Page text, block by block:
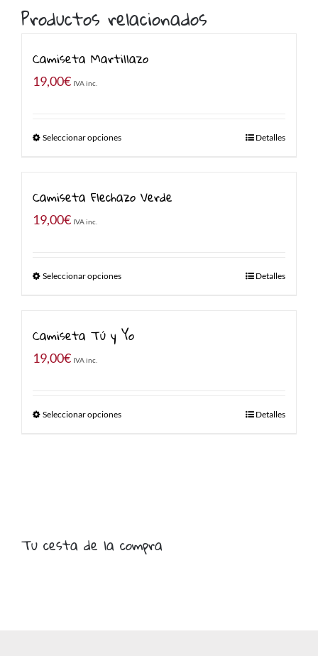
Productos relacionados
Camiseta Martillazo
19,00€ IVA inc.
Seleccionar opciones Detalles
Camiseta Flechazo Verde
19,00€ IVA inc.
Seleccionar opciones Detalles
Camiseta Tú y Yo
19,00€ IVA inc.
Seleccionar opciones Detalles
Tu cesta de la compra